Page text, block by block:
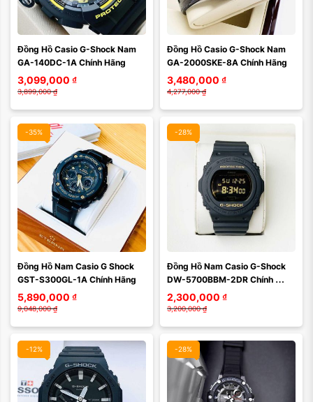
Đồng Hồ Casio G-Shock Nam
GA-140DC-1A Chính Hãng
3,099,000 ₫
3,899,000 ₫
Đồng Hồ Casio G-Shock Nam
GA-2000SKE-8A Chính Hãng
3,480,000 ₫
4,277,000 ₫
-35%
Màu mặt:
Xóa
Đồng Hồ Nam Casio G Shock
GST-S300GL-1A Chính Hãng
5,890,000 ₫
9,048,000 ₫
-28%
Màu mặt:
Xóa
Đồng Hồ Nam Casio G-Shock
DW-5700BBM-2DR Chính
Hãng
2,300,000 ₫
3,200,000 ₫
-12%
Màu mặt:
Xóa
-28%
Màu mặt:
Xóa